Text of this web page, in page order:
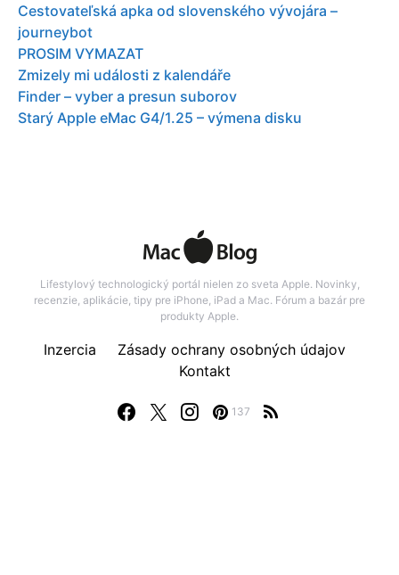
Cestovateľská apka od slovenského vývojára –
journeybot
PROSIM VYMAZAT
Zmizely mi události z kalendáře
Finder – vyber a presun suborov
Starý Apple eMac G4/1.25 – výmena disku
Lifestylový technologický portál nielen zo sveta Apple. Novinky,
recenzie, aplikácie, tipy pre iPhone, iPad a Mac. Fórum a bazár pre
produkty Apple.
137
Inzercia
Zásady ochrany osobných údajov
Kontakt